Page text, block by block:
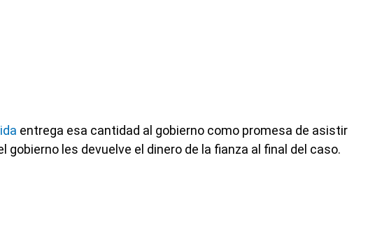
entrega esa cantidad al gobierno como promesa de asistir
les devuelve el dinero de la fianza al final del caso.